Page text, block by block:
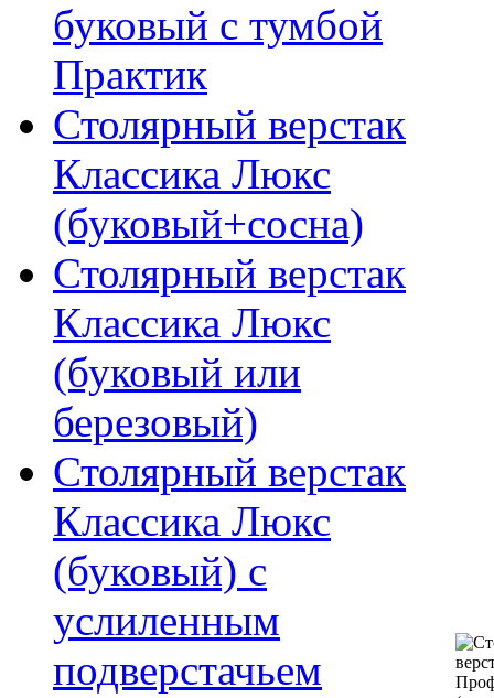
буковый с тумбой
Практик
Столярный верстак
Классика Люкс
(буковый+сосна)
Столярный верстак
Классика Люкс
(буковый или
березовый)
Столярный верстак
Классика Люкс
(буковый) с
услиленным
подверстачьем